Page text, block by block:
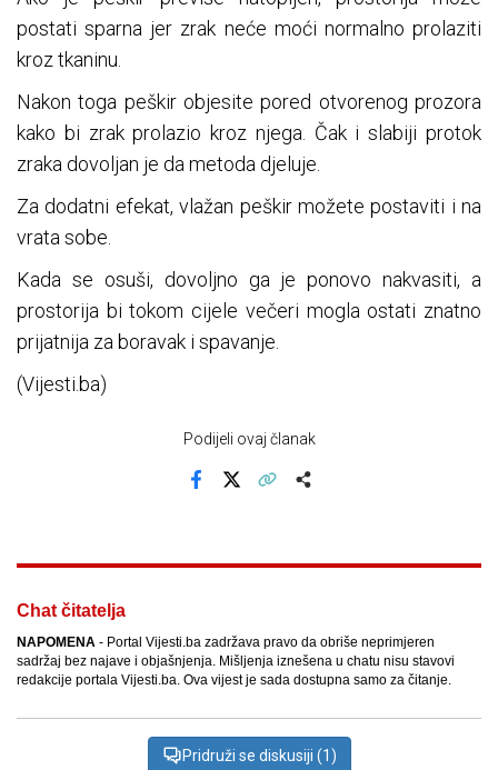
postati sparna jer zrak neće moći normalno prolaziti
kroz tkaninu.
Nakon toga peškir objesite pored otvorenog prozora
kako bi zrak prolazio kroz njega. Čak i slabiji protok
zraka dovoljan je da metoda djeluje.
Za dodatni efekat, vlažan peškir možete postaviti i na
vrata sobe.
Kada se osuši, dovoljno ga je ponovo nakvasiti, a
prostorija bi tokom cijele večeri mogla ostati znatno
prijatnija za boravak i spavanje.
(Vijesti.ba)
Podijeli ovaj članak
Chat čitatelja
NAPOMENA - Portal Vijesti.ba zadržava pravo da obriše neprimjeren
sadržaj bez najave i objašnjenja. Mišljenja iznešena u chatu nisu stavovi
redakcije portala Vijesti.ba. Ova vijest je sada dostupna samo za čitanje.
Pridruži se diskusiji (1)